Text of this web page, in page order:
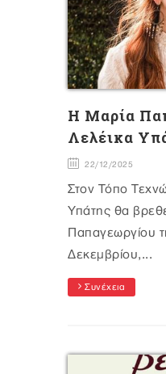
H Mαρία
Λελέικα
22/12/2025
Στον Τόπο
Υπάτης θα
Παπαγεωργίου
Δεκεμβρίου,...
Συνέχεια